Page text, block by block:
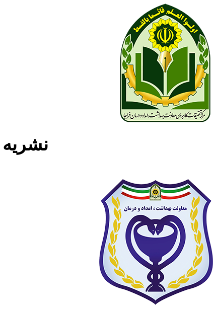
نشریه علمی